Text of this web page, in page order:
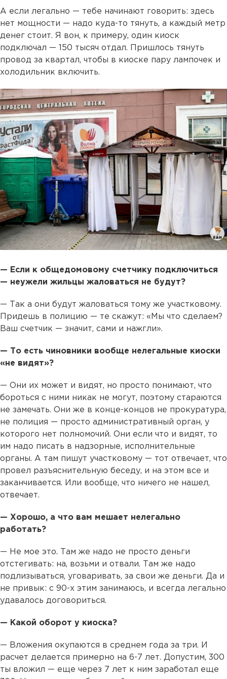
А если легально — тебе начинают говорить: здесь
нет мощности — надо куда-то тянуть, а каждый метр
денег стоит. Я вон, к примеру, один киоск
подключал — 150 тысяч отдал. Пришлось тянуть
провод за квартал, чтобы в киоске пару лампочек и
холодильник включить.
— Если к общедомовому счетчику подключиться
— неужели жильцы жаловаться не будут?
— Так а они будут жаловаться тому же участковому.
Придешь в полицию — те скажут: «Мы что сделаем?
Ваш счетчик — значит, сами и нажгли».
— То есть чиновники вообще нелегальные киоски
«не видят»?
— Они их может и видят, но просто понимают, что
бороться с ними никак не могут, поэтому стараются
не замечать. Они же в конце-концов не прокуратура,
не полиция — просто административный орган, у
которого нет полномочий. Они если что и видят, то
им надо писать в надзорные, исполнительные
органы. А там пишут участковому — тот отвечает, что
провел разъяснительную беседу, и на этом все и
заканчивается. Или вообще, что ничего не нашел,
отвечает.
— Хорошо, а что вам мешает нелегально
работать?
— Не мое это. Там же надо не просто деньги
отстегивать: на, возьми и отвали. Там же надо
подлизываться, уговаривать, за свои же деньги. Да и
не привык: с 90-х этим занимаюсь, и всегда легально
удавалось договориться.
— Какой оборот у киоска?
— Вложения окупаются в среднем года за три. И
расчет делается примерно на 6-7 лет. Допустим, 300
ты вложил — еще через 7 лет к ним заработал еще